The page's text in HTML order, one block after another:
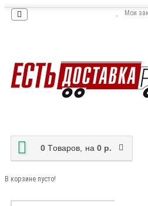
Мои
0 Tоваров, на 0 р.
В корзине пусто!